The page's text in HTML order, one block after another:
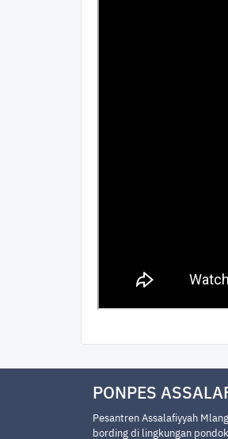
PONPES
Pesantren Assalafiyyah
bording di lingkungan